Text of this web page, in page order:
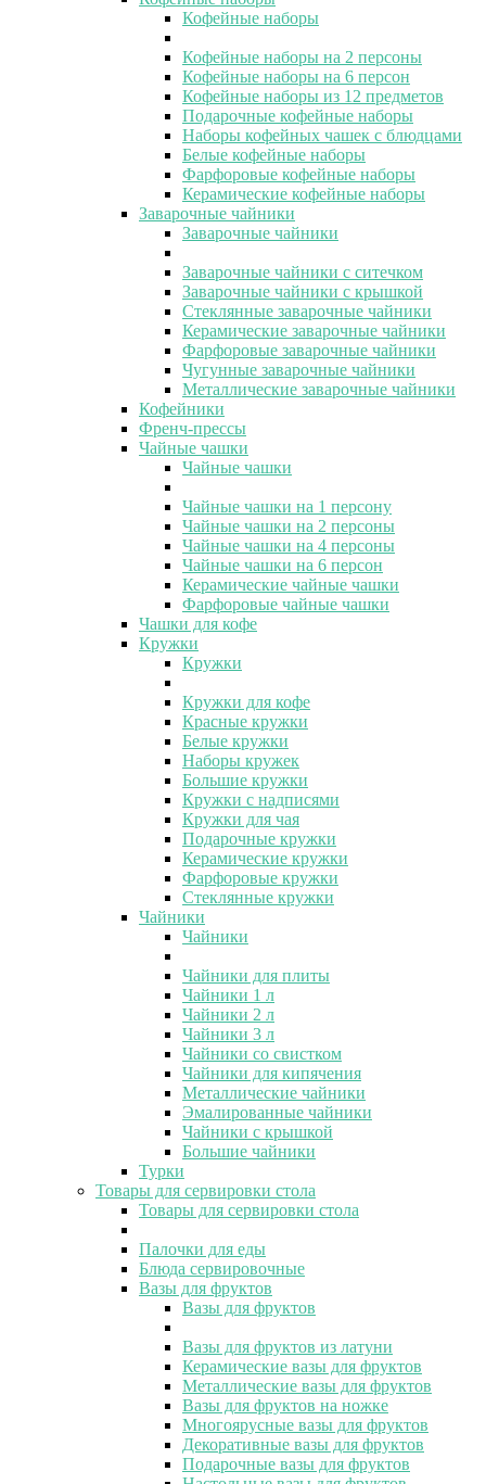
Кофейные наборы
Кофейные наборы на 2 персоны
Кофейные наборы на 6 персон
Кофейные наборы из 12 предметов
Подарочные кофейные наборы
Наборы кофейных чашек с блюдцами
Белые кофейные наборы
Фарфоровые кофейные наборы
Керамические кофейные наборы
Заварочные чайники
Заварочные чайники
Заварочные чайники с ситечком
Заварочные чайники с крышкой
Стеклянные заварочные чайники
Керамические заварочные чайники
Фарфоровые заварочные чайники
Чугунные заварочные чайники
Металлические заварочные чайники
Кофейники
Френч-прессы
Чайные чашки
Чайные чашки
Чайные чашки на 1 персону
Чайные чашки на 2 персоны
Чайные чашки на 4 персоны
Чайные чашки на 6 персон
Керамические чайные чашки
Фарфоровые чайные чашки
Чашки для кофе
Кружки
Кружки
Кружки для кофе
Красные кружки
Белые кружки
Наборы кружек
Большие кружки
Кружки с надписями
Кружки для чая
Подарочные кружки
Керамические кружки
Фарфоровые кружки
Стеклянные кружки
Чайники
Чайники
Чайники для плиты
Чайники 1 л
Чайники 2 л
Чайники 3 л
Чайники со свистком
Чайники для кипячения
Металлические чайники
Эмалированные чайники
Чайники с крышкой
Большие чайники
Турки
Товары для сервировки стола
Товары для сервировки стола
Палочки для еды
Блюда сервировочные
Вазы для фруктов
Вазы для фруктов
Вазы для фруктов из латуни
Керамические вазы для фруктов
Металлические вазы для фруктов
Вазы для фруктов на ножке
Многоярусные вазы для фруктов
Декоративные вазы для фруктов
Подарочные вазы для фруктов